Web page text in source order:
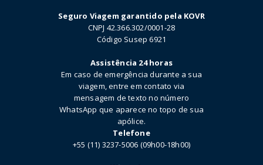
Seguro Viagem garantido pela KOVR
CNPJ 42.366.302/0001-28
Código Susep 6921
Assistência 24 horas
Em caso de emergência durante a sua
viagem, entre em contato via
mensagem de texto no número
WhatsApp que aparece no topo de sua
apólice.
Telefone
+55 (11) 3237-5006 (09h00-18h00)